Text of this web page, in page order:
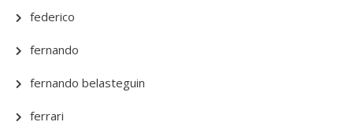
federico
fernando
fernando belasteguin
ferrari